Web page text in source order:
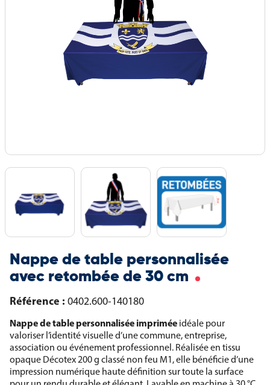
Nappe de table personnalisée
avec retombée de 30 cm
Référence : 0402.600-140180
Nappe de table personnalisée imprimée idéale pour
valoriser l’identité visuelle d’une commune, entreprise,
association ou événement professionnel. Réalisée en tissu
opaque Décotex 200 g classé non feu M1, elle bénéficie d’une
impression numérique haute définition sur toute la surface